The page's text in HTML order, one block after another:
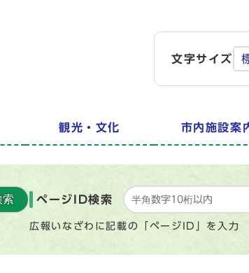
文字サイズ
観光・文化 市内施設案
索 ページID検索
広報いなざわに記載の「ページID」を入力